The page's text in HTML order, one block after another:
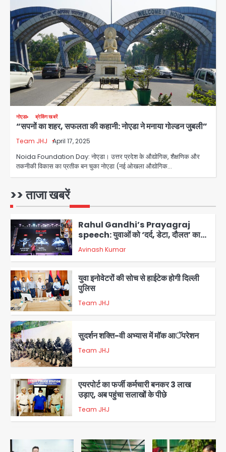
नोएडा ब्रेकिंग खबरें
“सपनों का शहर, सफलता की कहानी: नोएडा ने मनाया गोल्डन जुबली”
Team JHJ April 17, 2025
Noida Foundation Day: नोएडा। उत्तर प्रदेश के औद्योगिक, शैक्षणिक और
तकनीकी विकास का प्रतीक बन चुका नोएडा (नई ओखला औद्योगिक…
>> ताजा खबरें
3
युवा इनोवेटरों की सोच से हाईटेक होगी दिल्ली
पुलिस
Team JHJ
4
सुदर्शन शक्ति-वी अभ्यास में मॉक आॅपरेशन
Team JHJ
उड़ाए, अब पहुंचा सलाखों के पीछे
Team JHJ
1
Noida Sector-49: सेक्टर-49 में 18
2
Rahul Gandhi’s Prayagraj
speech: युवाओं को ‘दर्द, डेटा, दौलत’ का
संदेश, बीजेपी का वार
Avinash Kumar
3
युवा इनोवेटरों की सोच से हाईटेक होगी दिल्ली
पुलिस
Team JHJ
4
सुदर्शन शक्ति-वी अभ्यास में मॉक आॅपरेशन
Team JHJ
5
एयरपोर्ट का फर्जी कर्मचारी बनकर 3 लाख
उड़ाए, अब पहुंचा सलाखों के पीछे
Team JHJ
Noida Sector-49: सेक्टर-49 में 18
साल की मेड ने की खुदकुशी, शरीर पर नहीं मिली